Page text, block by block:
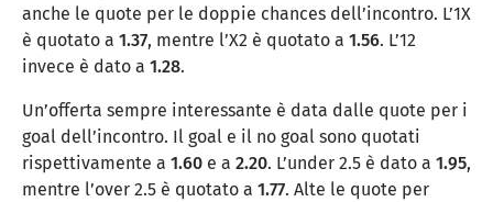
anche le quote per le doppie chances dell’incontro. L’1X
è quotato a 1.37, mentre l’X2 è quotato a 1.56. L’12
invece è dato a 1.28.
Un’offerta sempre interessante è data dalle quote per i
goal dell’incontro. Il goal e il no goal sono quotati
rispettivamente a 1.60 e a 2.20. L’under 2.5 è dato a 1.95,
mentre l’over 2.5 è quotato a 1.77. Alte le quote per